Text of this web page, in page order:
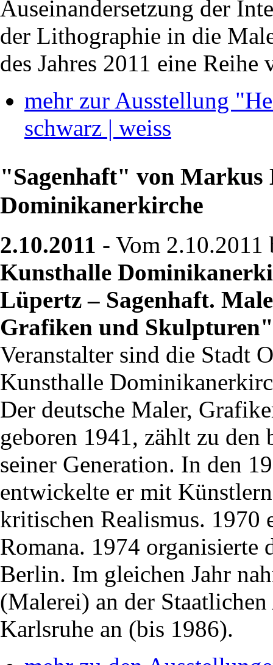
Auseinandersetzung der
der Lithographie in die
des Jahres 2011 eine
mehr zur Ausstellung
schwarz | weiss
"Sagenhaft" von
Dominikanerkirche
2.10.2011 - Vom
Kunsthalle
Lüpertz – Sagenhaft.
Grafiken und Skulpturen"
Veranstalter sind die Stadt
Kunsthalle
Der deutsche Maler,
geboren 1941, zählt zu den
seiner Generation. In den
entwickelte er mit
kritischen Realismus. 1970
Romana. 1974 organisierte
Berlin. Im gleichen Jahr
(Malerei) an der
Karlsruhe an (bis 1986).